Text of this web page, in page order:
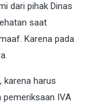
dari pihak Dinas
saat
Karena pada
karena harus
pemeriksaan IVA